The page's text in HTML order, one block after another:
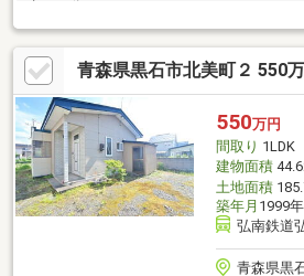
青森県黒石市北美町２ 550
550万円
間取り 1LDK
建物面積
土地面積
築年月 1999
弘南鉄道
青森県黒